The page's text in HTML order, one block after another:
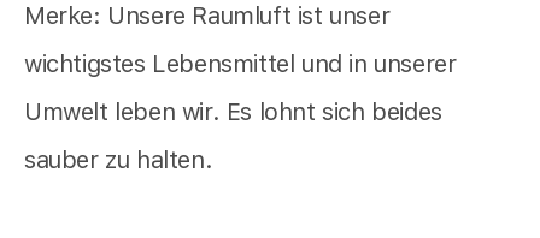
Merke: Unsere Raumluft ist unser
wichtigstes Lebensmittel und in unserer
Umwelt leben wir. Es lohnt sich beides
sauber zu halten.